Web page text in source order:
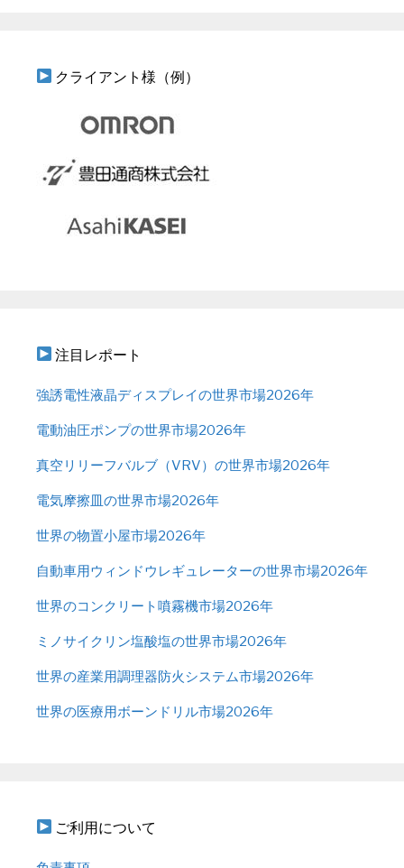
クライアント様（例）
注目レポート
強誘電性液晶ディスプレイの世界市場2026年
電動油圧ポンプの世界市場2026年
真空リリーフバルブ（VRV）の世界市場2026年
電気摩擦皿の世界市場2026年
世界の物置小屋市場2026年
自動車用ウィンドウレギュレーターの世界市場2026年
世界のコンクリート噴霧機市場2026年
ミノサイクリン塩酸塩の世界市場2026年
世界の産業用調理器防火システム市場2026年
世界の医療用ボーンドリル市場2026年
ご利用について